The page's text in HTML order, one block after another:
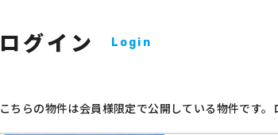
ログイン Login
こちらの物件は会員様限定で公開している物件です